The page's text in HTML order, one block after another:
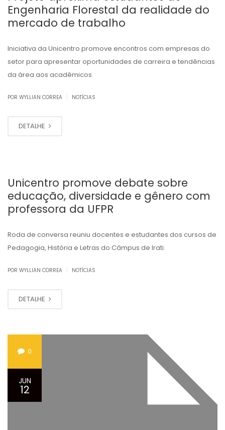
Engenharia Florestal da realidade do
mercado de trabalho
Iniciativa da Unicentro promove encontros com empresas do
setor para apresentar oportunidades de carreira e tendências
da área aos acadêmicos.
POR WYLLIAN CORREA NOTÍCIAS
DETALHE
Unicentro promove debate sobre
educação, diversidade e gênero com
professora da UFPR
Roda de conversa reuniu docentes e estudantes dos cursos de
Pedagogia, História e Letras do Câmpus de Irati.
POR WYLLIAN CORREA NOTÍCIAS
DETALHE
0
JUN
12